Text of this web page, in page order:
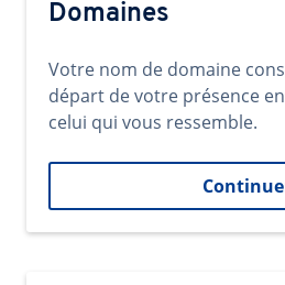
Domaines
Votre nom de domaine
départ de votre présence
celui qui vous ressemble.